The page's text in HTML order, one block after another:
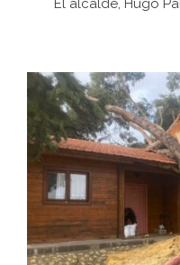
El alcalde, Hugo